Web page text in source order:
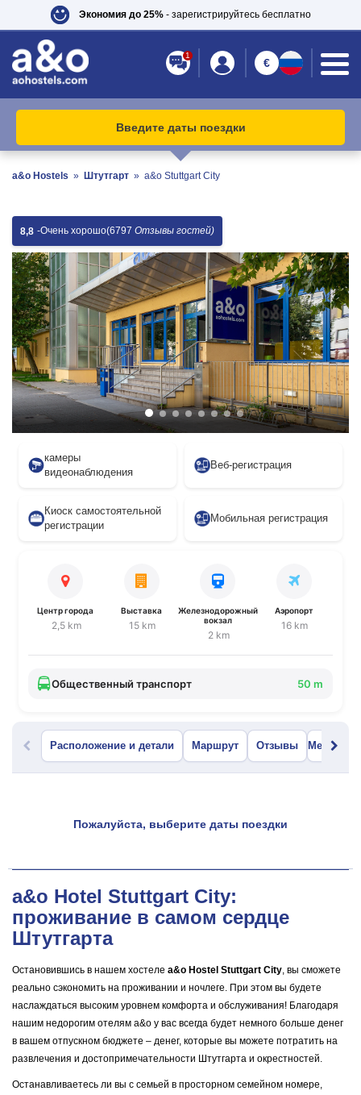
Экономия до 25% - зарегистрируйтесь бесплатно
1
€
Введите даты поездки
a&o Hostels » Штутгарт » a&o Stuttgart City
8,8 -Очень хорошо(6797 Отзывы гостей)
камеры
видеонаблюдения
Веб-регистрация
Киоск самостоятельной
регистрации
Мобильная регистрация
Центр города
2,5 km
Выставка
15 km
Железнодорожный
вокзал
2 km
Аэропорт
16 km
Общественный транспорт 50 m
Расположение и детали Маршрут Отзывы Меню
Пожалуйста, выберите даты поездки
a&o Hotel Stuttgart City:
проживание в самом сердце
Штутгарта
Остановившись в нашем хостеле a&o Hostel Stuttgart City, вы сможете
реально сэкономить на проживании и ночлеге. При этом вы будете
наслаждаться высоким уровнем комфорта и обслуживания! Благодаря
нашим недорогим отелям a&o у вас всегда будет немного больше денег
в вашем отпускном бюджете – денег, которые вы можете потратить на
развлечения и достопримечательности Штутгарта и окрестностей.
Останавливаетесь ли вы с семьей в просторном семейном номере,